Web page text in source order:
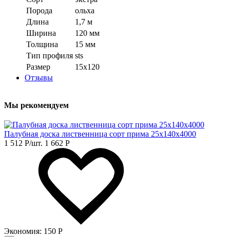
Порода
ольха
Длина
1,7 м
Ширина
120 мм
Толщина
15 мм
Тип профиля sts
Размер
15x120
Отзывы
Мы рекомендуем
Палубная доска лиственница сорт прима 25х140х4000
1 512 Р/шт. 1 662 Р
Экономия: 150 Р